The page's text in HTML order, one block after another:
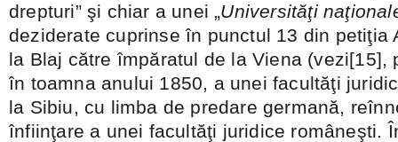
drepturi” şi chiar a unei „Universităţi
deziderate cuprinse în punctul 13 din petiţia
la Blaj către împăratul de la Viena (vezi[15],
în toamna anului 1850, a unei facultăţi
la Sibiu, cu limba de predare germană,
înfiinţare a unei facultăţi juridice româneşti.